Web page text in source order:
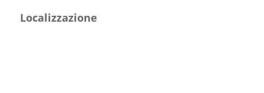
Localizzazione